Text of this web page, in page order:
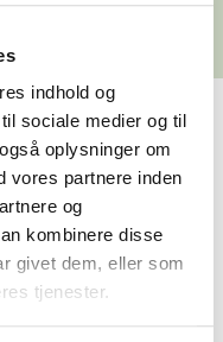
indhold og
sociale medier og til
oplysninger om
vores partnere inden
og
kombinere disse
givet dem, eller som
tjenester.
hjælp?
til at kontakte
for assistance.
14
afdeling